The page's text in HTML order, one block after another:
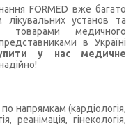
FORMED вже багато
лікувальних установ та
товарами медичного
в Україні
у нас медичне
напрямкам (кардіологія,
реанімація, гінекологія,